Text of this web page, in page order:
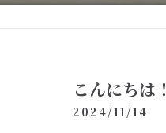
こんにちは！
2024/11/14